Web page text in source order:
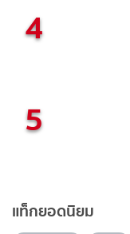
4
5
แท็กยอดนิยม